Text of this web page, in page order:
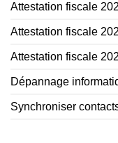
Attestation fiscale
Attestation fiscale
Attestation fiscale
Dépannage
Synchroniser